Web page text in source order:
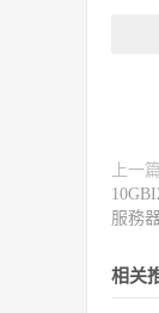
上一篇
服務
相关